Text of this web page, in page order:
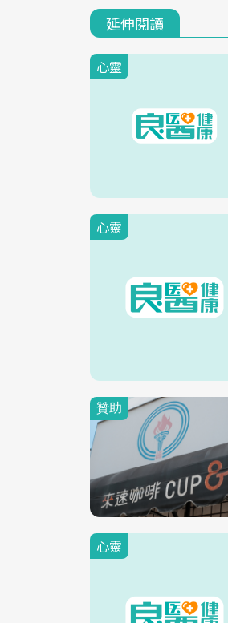
延伸閱讀
心靈
心靈
心靈